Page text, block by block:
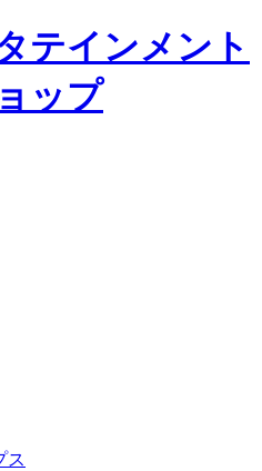
テインメント
ップ
ス